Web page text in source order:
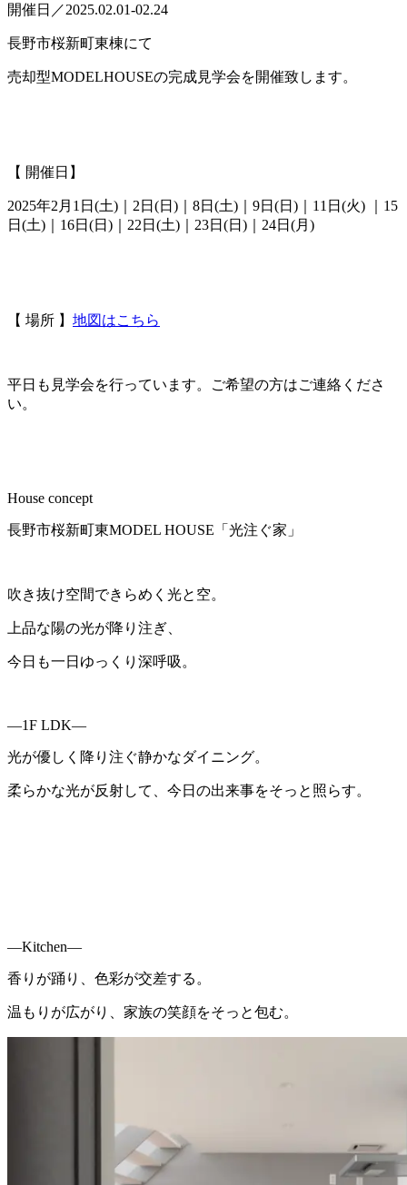
開催日／2025.02.01-02.24
長野市桜新町東棟にて
売却型MODELHOUSEの完成見学会を開催致します。
【 開催日】
2025年2月1日(土)｜2日(日)｜8日(土)｜9日(日)｜11日(火) ｜15
日(土)｜16日(日)｜22日(土)｜23日(日)｜24日(月)
【 場所 】 地図はこちら
平日も見学会を行っています。ご希望の方はご連絡くださ
い。
House concept
長野市桜新町東MODEL HOUSE「光注ぐ家」
吹き抜け空間できらめく光と空。
上品な陽の光が降り注ぎ、
今日も一日ゆっくり深呼吸。
―1F LDK―
光が優しく降り注ぐ静かなダイニング。
柔らかな光が反射して、今日の出来事をそっと照らす。
―Kitchen―
香りが踊り、色彩が交差する。
温もりが広がり、家族の笑顔をそっと包む。